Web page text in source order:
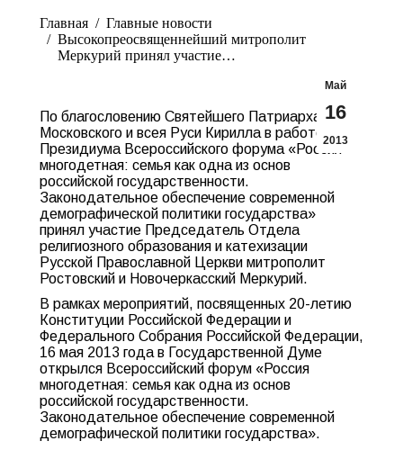
Главная
Главные новости
Высокопреосвященнейший митрополит
Меркурий принял участие…
Май
16
2013
По благословению Святейшего Патриарха
Московского и всея Руси Кирилла в работе
Президиума Всероссийского форума «Россия
многодетная: семья как одна из основ
российской государственности.
Законодательное обеспечение современной
демографической политики государства»
принял участие Председатель Отдела
религиозного образования и катехизации
Русской Православной Церкви митрополит
Ростовский и Новочеркасский Меркурий.
В рамках мероприятий, посвященных 20-летию
Конституции Российской Федерации и
Федерального Собрания Российской Федерации,
16 мая 2013 года в Государственной Думе
открылся Всероссийский форум «Россия
многодетная: семья как одна из основ
российской государственности.
Законодательное обеспечение современной
демографической политики государства».